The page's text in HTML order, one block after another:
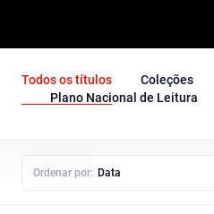
Todos os títulos
Coleções
Plano Nacional de Leitura
Ordenar por: Data